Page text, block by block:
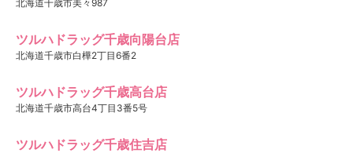
北海道千歳市美々987
ツルハドラッグ千歳向陽台店
北海道千歳市白樺2丁目6番2
ツルハドラッグ千歳高台店
北海道千歳市高台4丁目3番5号
ツルハドラッグ千歳住吉店